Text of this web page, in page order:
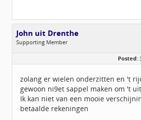
John uit Drenthe
Supporting Member
Leeftijd:
66
Geregistreerd:08 / 2010
Posted:
zolang er wielen onderzitten en 't
gewoon ni9et sappel maken om 't
Ik kan niet van een mooie
betaalde rekeningen